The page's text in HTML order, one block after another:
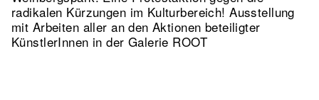
radikalen Kürzungen im Kulturbereich! Ausstellung
mit Arbeiten aller an den Aktionen beteiligter
KünstlerInnen in der Galerie ROOT